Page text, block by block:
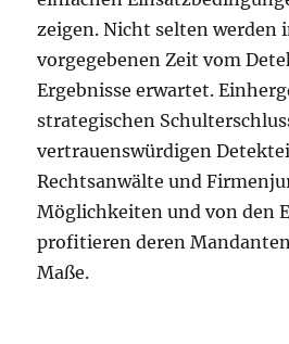
zeigen. Nicht selten werden
vorgegebenen Zeit vom
Ergebnisse erwartet.
strategischen
vertrauenswürdigen
Rechtsanwälte und
Möglichkeiten und von den
profitieren deren
Maße.